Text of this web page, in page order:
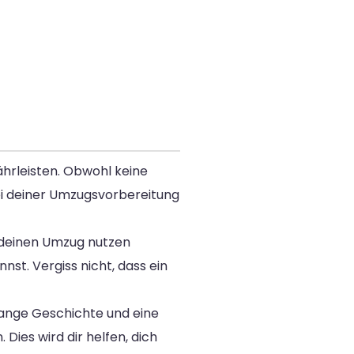
Obwohl keine
Umzugsvorbereitung
Umzug nutzen
Vergiss nicht, dass ein
Geschichte und eine
wird dir helfen, dich